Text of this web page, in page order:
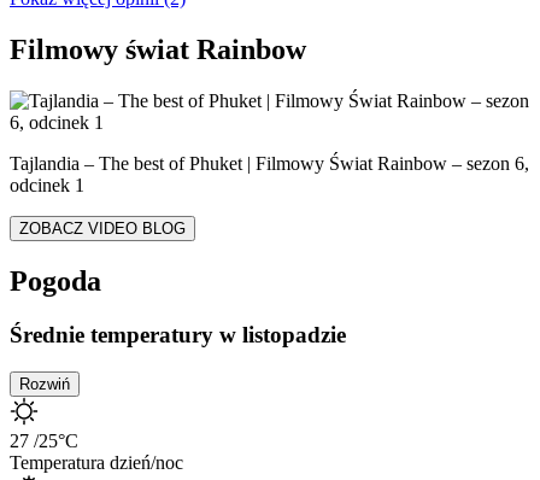
Filmowy świat Rainbow
Tajlandia – The best of Phuket | Filmowy Świat Rainbow – sezon 6,
odcinek 1
ZOBACZ VIDEO BLOG
Pogoda
Średnie temperatury w listopadzie
Rozwiń
27 /25°C
Temperatura dzień/noc